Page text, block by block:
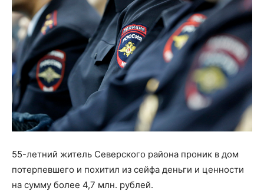
55-летний житель Северского района проник в дом
потерпевшего и похитил из сейфа деньги и ценности
на сумму более 4,7 млн. рублей.